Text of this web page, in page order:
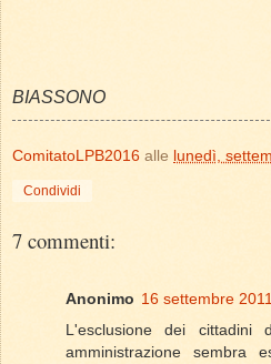
BIASSONO
ComitatoLPB2016 alle lunedì,
Condividi
7 commenti:
Anonimo 16 settembre
L'esclusione dei cittadini
amministrazione sembra